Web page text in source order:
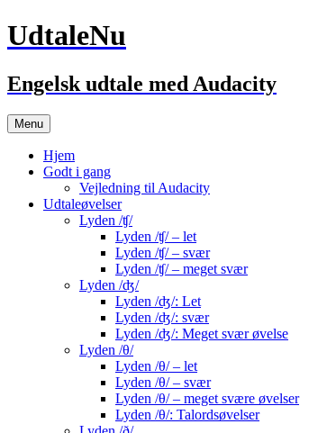
UdtaleNu
Engelsk udtale med Audacity
Menu Hop
til
indhold
Hjem
Godt i gang
Vejledning til Audacity
Udtaleøvelser
Lyden /ʧ/
Lyden /ʧ/ – let
Lyden /ʧ/ – svær
Lyden /ʧ/ – meget svær
Lyden /ʤ/
Lyden /ʤ/: Let
Lyden /ʤ/: svær
Lyden /ʤ/: Meget svær øvelse
Lyden /θ/
Lyden /θ/ – let
Lyden /θ/ – svær
Lyden /θ/ – meget svære øvelser
Lyden /θ/: Talordsøvelser